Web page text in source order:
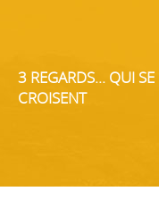
3 REGARDS... QUI SE
CROISENT